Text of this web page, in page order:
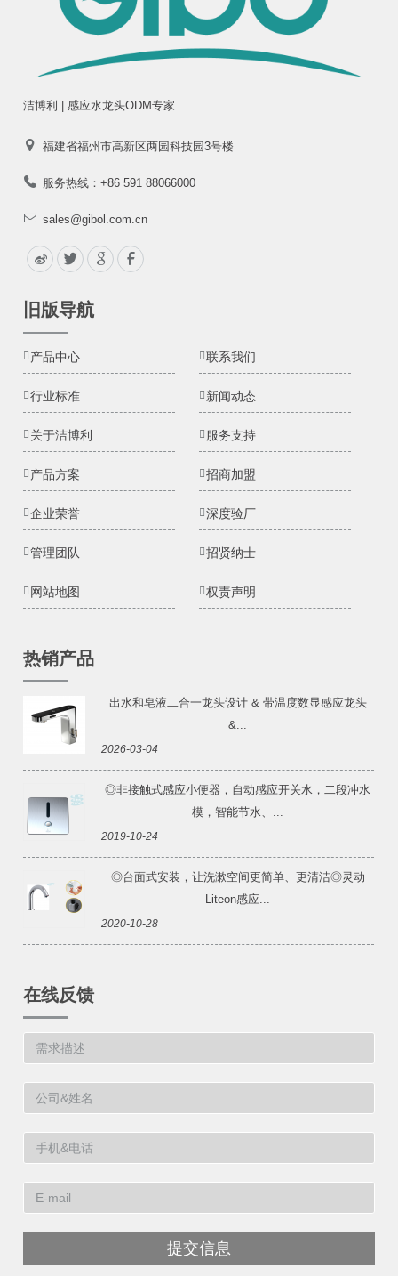
洁博利 | 感应水龙头ODM专家
福建省福州市高新区两园科技园3号楼
服务热线：+86 591 88066000
sales@gibol.com.cn
旧版导航
产品中心 联系我们
行业标准 新闻动态
关于洁博利 服务支持
产品方案 招商加盟
企业荣誉 深度验厂
管理团队 招贤纳士
网站地图 权责声明
热销产品
出水和皂液二合一龙头设计 & 带温度数显感应龙头
&...
2026-03-04
◎非接触式感应小便器，自动感应开关水，二段冲水
模，智能节水、...
2019-10-24
◎台面式安装，让洗漱空间更简单、更清洁◎灵动
Liteon感应...
2020-10-28
在线反馈
提交信息